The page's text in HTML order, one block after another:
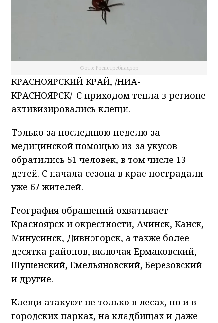
Фото: Роспотребнадзор
КРАСНОЯРСКИЙ КРАЙ, /НИА-
КРАСНОЯРСК/. С приходом тепла в регионе
активизировались клещи.
Только за последнюю неделю за
медицинской помощью из-за укусов
обратились 51 человек, в том числе 13
детей. С начала сезона в крае пострадали
уже 67 жителей.
География обращений охватывает
Красноярск и окрестности, Ачинск, Канск,
Минусинск, Дивногорск, а также более
десятка районов, включая Ермаковский,
Шушенский, Емельяновский, Березовский
и другие.
Клещи атакуют не только в лесах, но и в
городских парках, на кладбищах и даже